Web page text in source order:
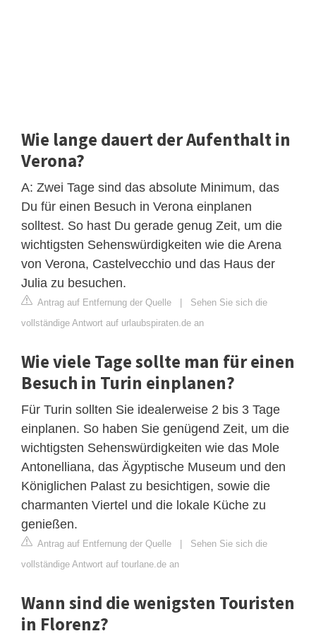
Wie lange dauert der Aufenthalt in
Verona?
A: Zwei Tage sind das absolute Minimum, das
Du für einen Besuch in Verona einplanen
solltest. So hast Du gerade genug Zeit, um die
wichtigsten Sehenswürdigkeiten wie die Arena
von Verona, Castelvecchio und das Haus der
Julia zu besuchen.
Antrag auf Entfernung der Quelle | Sehen Sie sich die
vollständige Antwort auf urlaubspiraten.de an
Wie viele Tage sollte man für einen
Besuch in Turin einplanen?
Für Turin sollten Sie idealerweise 2 bis 3 Tage
einplanen. So haben Sie genügend Zeit, um die
wichtigsten Sehenswürdigkeiten wie das Mole
Antonelliana, das Ägyptische Museum und den
Königlichen Palast zu besichtigen, sowie die
charmanten Viertel und die lokale Küche zu
genießen.
Antrag auf Entfernung der Quelle | Sehen Sie sich die
vollständige Antwort auf tourlane.de an
Wann sind die wenigsten Touristen
in Florenz?